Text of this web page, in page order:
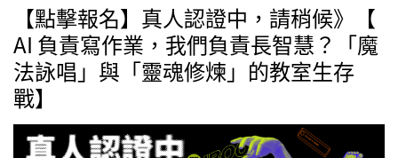
【點擊報名】真人認證中，請稍候》【
AI 負責寫作業，我們負責長智慧？「魔
法詠唱」與「靈魂修煉」的教室生存
戰】